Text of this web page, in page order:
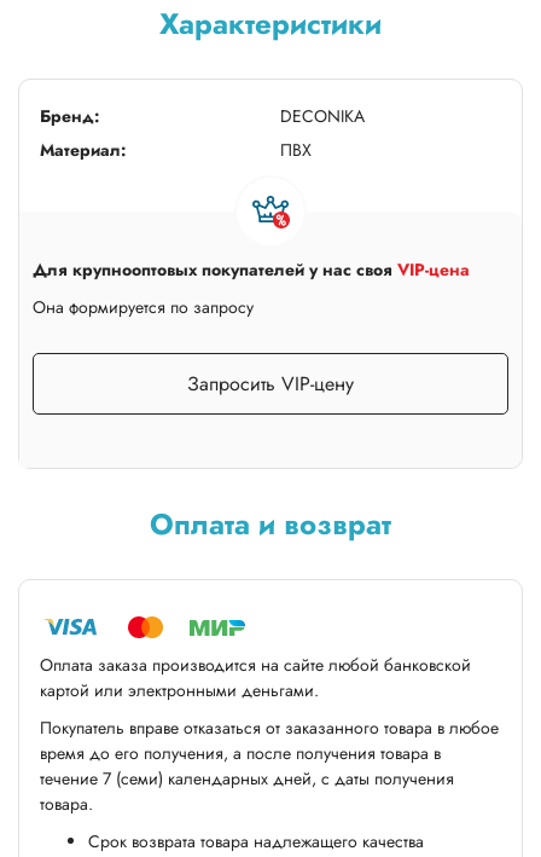
Характеристики
Бренд:
DECONIKA
Материал:
ПВХ
Для крупнооптовых покупателей у нас своя VIP-цена
Она формируется по запросу
Запросить VIP-цену
Оплата и возврат
Оплата заказа производится на сайте любой банковской
картой или электронными деньгами.
Покупатель вправе отказаться от заказанного товара в любое
время до его получения, а после получения товара в
течение 7 (семи) календарных дней, с даты получения
товара.
Срок возврата товара надлежащего качества